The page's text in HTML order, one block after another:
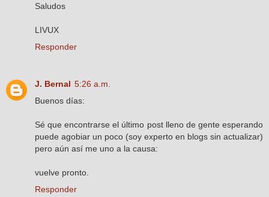
Saludos
LIVUX
Responder
J. Bernal 5:26 a.m.
Buenos días:
Sé que encontrarse el último post lleno de gente esperando
puede agobiar un poco (soy experto en blogs sin actualizar)
pero aún así me uno a la causa:
vuelve pronto.
Responder